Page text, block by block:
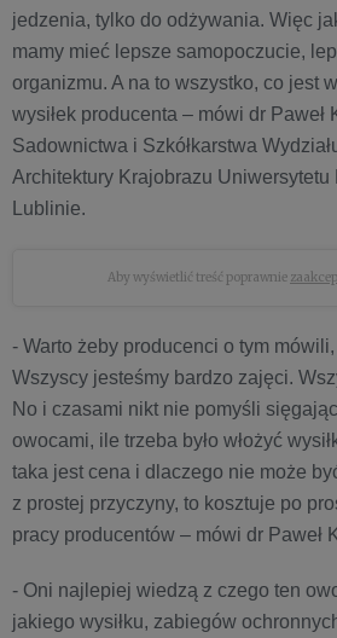
jedzenia, tylko do odżywania. Więc
mamy mieć lepsze samopoczucie,
organizmu. A na to wszystko, co jest
wysiłek producenta – mówi dr Paweł
Sadownictwa i Szkółkarstwa
Architektury Krajobrazu Uniwersytetu
Lublinie.
Aby wyświetlić treść poprawnie
- Warto żeby producenci o tym
Wszyscy jesteśmy bardzo zajęci.
No i czasami nikt nie pomyśli
owocami, ile trzeba było włożyć
taka jest cena i dlaczego nie może
z prostej przyczyny, to kosztuje po
pracy producentów – mówi dr Paweł
- Oni najlepiej wiedzą z czego ten
jakiego wysiłku, zabiegów